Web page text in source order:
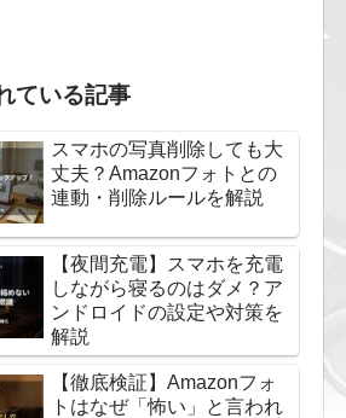
ている記事
スマホの写真削除しても大
丈夫？Amazonフォトとの
連動・削除ルールを解説
【夜間充電】スマホを充電
しながら寝るのはダメ？ア
ンドロイドの設定や対策を
解説
【徹底検証】Amazonフォ
トはなぜ「怖い」と言われ